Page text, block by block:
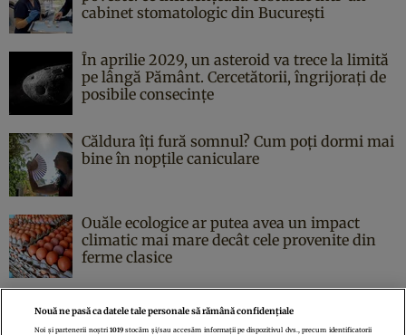
cabinet stomatologic din București
În aprilie 2029, un asteroid va trece la limită
pe lângă Pământ. Cercetătorii, îngrijorați de
posibile consecințe
Căldura îți fură somnul? Cum poți dormi mai
bine în nopțile caniculare
Ouăle ecologice ar putea avea un impact
climatic mai mare decât cele provenite din
ferme clasice
Nouă ne pasă ca datele tale personale să rămână confidențiale
Noi și partenerii noștri1019 stocăm și/sau accesăm informații pe dispozitivul dvs., precum identificatorii